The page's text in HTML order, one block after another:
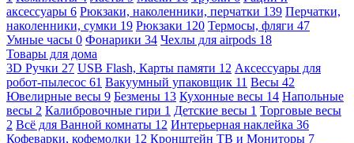
аксессуары 6 Рюкзаки, наколенники, перчатки 139 Перчатки,
наколенники, сумки 19 Рюкзаки 120 Термосы, фляги 47
Умные часы 0 Фонарики 34 Чехлы для airpods 18
Товары для дома
3D Ручки 27 USB Flash, Карты памяти 12 Аксессуары для
робот-пылесос 61 Вакуумный упаковщик 11 Весы 42
Ювелирные весы 9 Безмены 13 Кухонные весы 14 Напольные
весы 2 Калибровочные гири 1 Детские весы 1 Торговые весы
2 Всё для Ванной комнаты 12 Интерьерная наклейка 36
Кофеварки, кофемолки 12 Кронштейн ТВ и Мониторы 7